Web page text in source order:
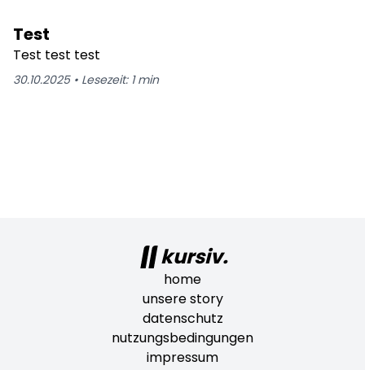
Test
Test test test
30.10.2025• Lesezeit: 1min
kursiv.
home
unsere story
datenschutz
nutzungsbedingungen
impressum